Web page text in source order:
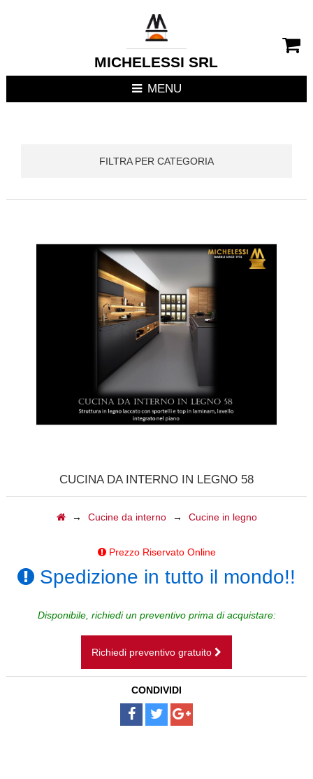
MICHELESSI SRL
MENU
RIVESTIMENTI
TERMOCUCINE E
CUCINE DA INTERNO
CALDAIE
CAMINI A GAS
BARBECUE
CAMINI ELETTRICI
CAMINI SOSPESI
BAGNI
FILTRA PER CATEGORIA
CUCINA DA INTERNO IN LEGNO 58
→ Cucine da interno → Cucine in legno
Prezzo Riservato Online
Spedizione in tutto il mondo!!
Disponibile, richiedi un preventivo prima di acquistare:
Richiedi preventivo gratuito
CONDIVIDI